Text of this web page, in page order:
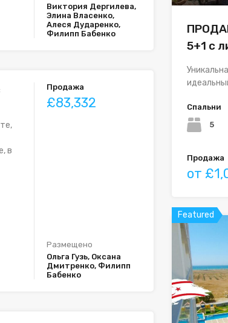
Виктория Дергилева,
Элина Власенко,
Алеся Дударенко,
Филипп Бабенко
в
Продажа
£83,332
Размещено
Ольга Гузь, Оксана
Дмитренко, Филипп
Бабенко
5+1 с
Спальни
5
Продажа
от
Featured